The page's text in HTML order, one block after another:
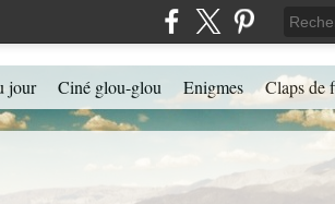
jour Ciné glou-glou Enigmes Claps de